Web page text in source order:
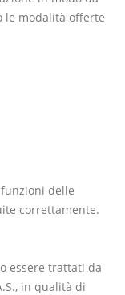
le modalità offerte
delle
correttamente.
essere trattati da
in qualità di